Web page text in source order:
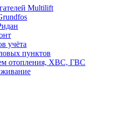
Multilift
учёта
пунктов
отопления, ХВС, ГВС